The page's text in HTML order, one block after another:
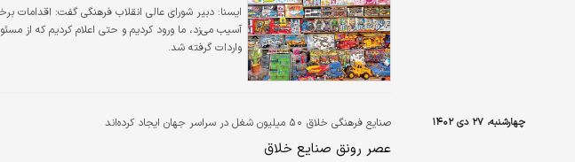
ايسنا: دبیر شورای عالی انقلاب فرهنگی گفت: اقدامات
آسیب می‌زد، ما ورود کردیم و حتی اعلام کردیم که از
واردات گرفته شد.
چهارشنبه، ۲۷ دی ۱۴۰۲ صنایع‏‏‌ فرهنگی خلاق ٥٠ میلیون شغل‏‏‌ در سراسر جهان ایجاد کرده‏‏‌اند
عصر رونق صنایع خلاق